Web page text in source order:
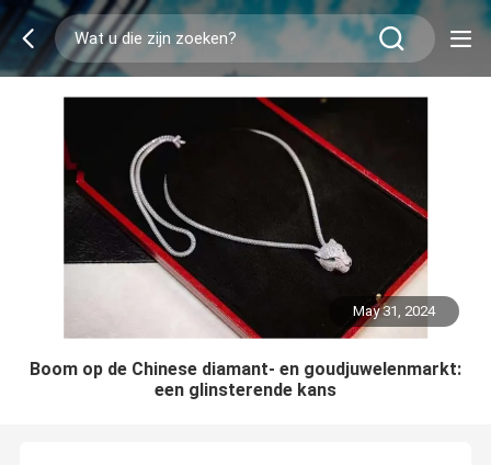
May 31, 2024
Boom op de Chinese diamant- en goudjuwelenmarkt:
een glinsterende kans